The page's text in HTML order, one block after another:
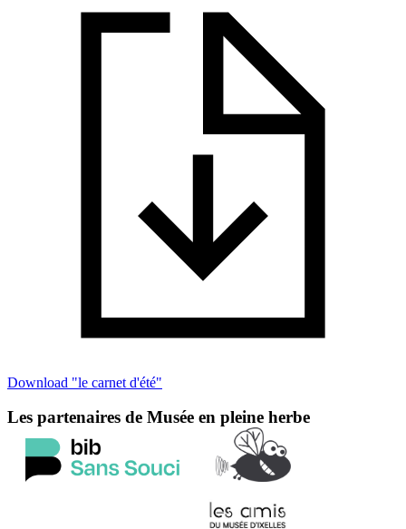
Download "le carnet d'été"
Les partenaires de Musée en pleine herbe